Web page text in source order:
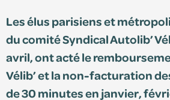
Espace
Les élus parisiens et
du comité Syndical Autolib’
avril, ont acté le
Vélib’ et la non-facturation
de 30 minutes en janvier,